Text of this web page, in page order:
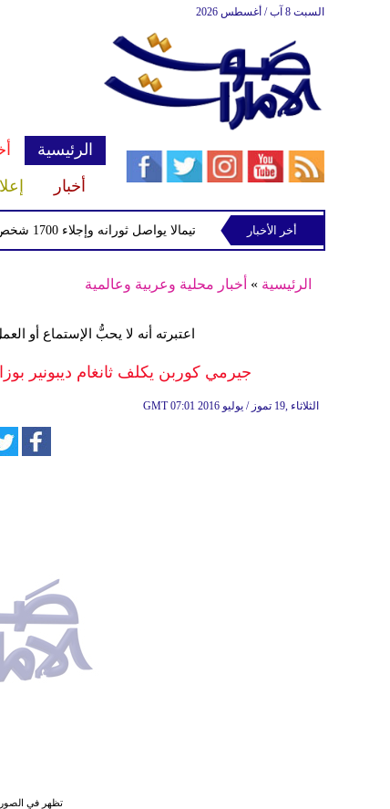
السبت 8 آب / أغسطس 2026
الرئيسية
أخبار
بركان فويجو في جواتيمالا يواصل ثورانه وإجلاء 1700 شخص بسبب الرماد والتدفقات الطينية
أخر الأخبار
الرئيسية » أخبار محلية وعربية وعالمية
اعتبرته أنه لا يحبُّ الإستماع أو
جيرمي كوربن يكلف ثانغام ديبونير
GMT 07:01 2016 الثلاثاء ,19 تموز / يوليو
تظهر في